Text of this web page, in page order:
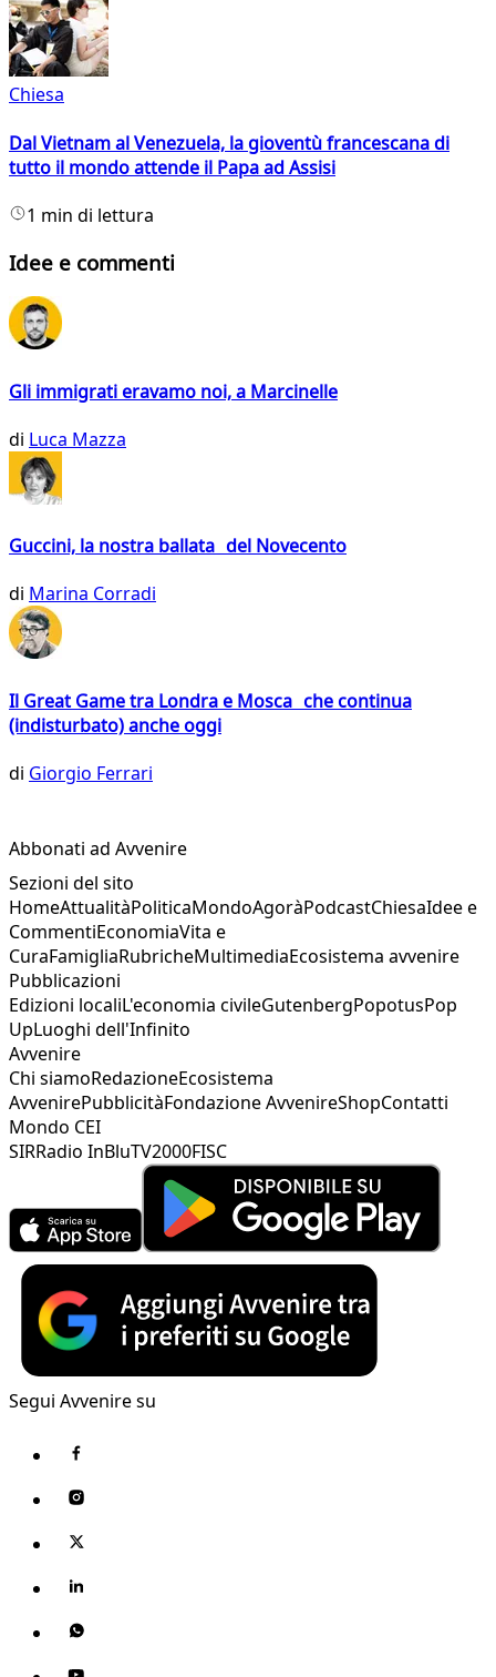
Chiesa
Dal Vietnam al Venezuela, la gioventù francescana di
tutto il mondo attende il Papa ad Assisi
1 min di lettura
Idee e commenti
Gli immigrati eravamo noi, a Marcinelle
di Luca Mazza
Guccini, la nostra ballata del Novecento
di Marina Corradi
Il Great Game tra Londra e Mosca che continua
(indisturbato) anche oggi
di Giorgio Ferrari
Abbonati ad Avvenire
Sezioni del sito
HomeAttualitàPoliticaMondoAgoràPodcastChiesaIdee e
CommentiEconomiaVita e
CuraFamigliaRubricheMultimediaEcosistema avvenire
Pubblicazioni
Edizioni localiL'economia civileGutenbergPopotusPop
UpLuoghi dell'Infinito
Avvenire
Chi siamoRedazioneEcosistema
AvvenirePubblicitàFondazione AvvenireShopContatti
Mondo CEI
SIRRadio InBluTV2000FISC
Segui Avvenire su